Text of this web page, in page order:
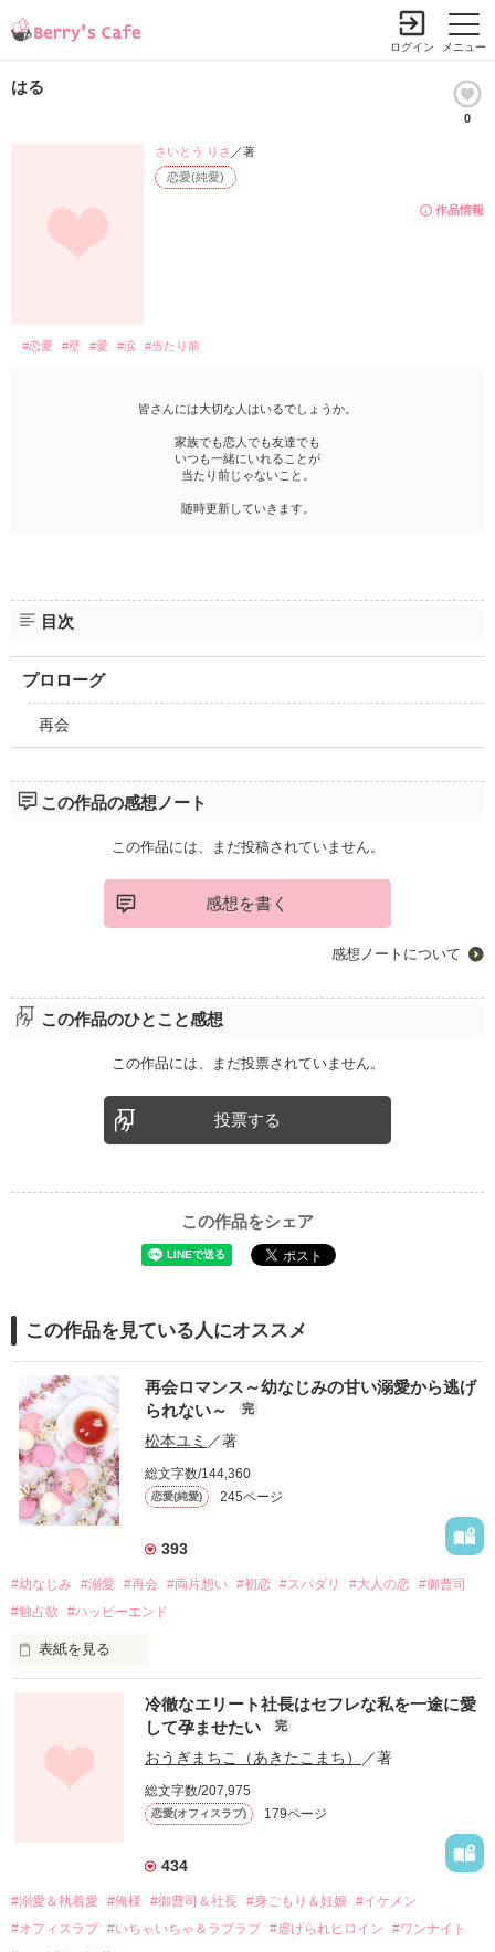
メニュー
ログイン
はる
0
作品情報
恋愛(純愛)
さいとう りさ ／著
#恋愛 #壁 #愛 #涙 #当たり前
皆さんには大切な人はいるでしょうか。
家族でも恋人でも友達でも
いつも一緒にいれることが
当たり前じゃないこと。
随時更新していきます。
目次
プロローグ
再会
この作品の感想ノート
この作品には、まだ投稿されていません。
感想を書く
感想ノートについて
この作品のひとこと感想
この作品には、まだ投票されていません。
投票する
この作品をシェア
この作品を見ている人にオススメ
再会ロマンス～幼なじみの甘い溺愛から逃げ
られない～
完
松本ユミ ／著
総文字数/144,360
恋愛(純愛) 245ページ
393
#幼なじみ #溺愛 #再会 #両片想い #初恋 #スパダリ #大人の恋 #御曹司
#独占欲
#ハッピーエンド
表紙を見る
幼なじみの哲平に淡い恋心を抱いていた美桜。
しかし、ある出来事をきっかけに二人の関係は壊れてしまう。
関係修復もできないまま、美桜は両親の離婚によって
引っ越すことになり、哲平とも離れ離れになった。
それから約十二年後。
過去の傷から、二度と会いたくないと思っていた哲平に
運命のような再会を果たす。
冷徹なエリート社長はセフレな私を一途に愛
して孕ませたい
完
おうぎまちこ（あきたこまち） ／著
総文字数/207,975
恋愛(オフィスラブ) 179ページ
434
#溺愛＆執着愛 #俺様 #御曹司＆社長 #身ごもり＆妊娠 #イケメン
#オフィスラブ #いちゃいちゃ＆ラブラブ #虐げられヒロイン
#ワンナイト